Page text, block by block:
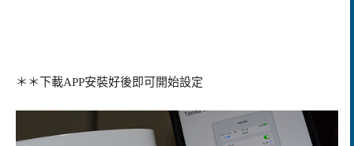
＊＊下載APP安裝好後即可開始設定